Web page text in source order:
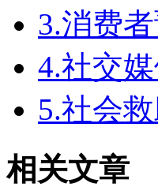
3.消费
4.社交
5.社会
相关文章